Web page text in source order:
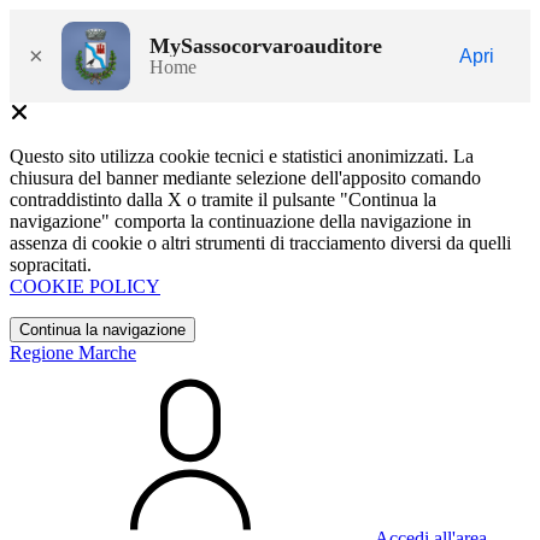
× MySassocorvaroauditore
Home
Apri
Questo sito utilizza cookie tecnici e statistici anonimizzati. La
chiusura del banner mediante selezione dell'apposito comando
contraddistinto dalla X o tramite il pulsante "Continua la
navigazione" comporta la continuazione della navigazione in
assenza di cookie o altri strumenti di tracciamento diversi da quelli
sopracitati.
COOKIE POLICY
Continua la navigazione
Regione Marche